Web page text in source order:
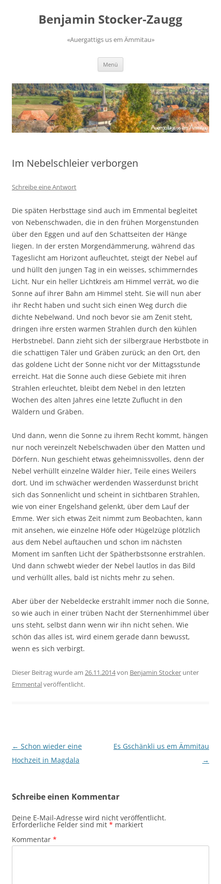
springenBenjamin Stocker-Zaugg
«Auergattigs us em Ämmitau»
Menü
Im Nebelschleier verborgen
Schreibe eine Antwort
Die späten Herbsttage sind auch im Emmental begleitet
von Nebenschwaden, die in den frühen Morgenstunden
über den Eggen und auf den Schattseiten der Hänge
liegen. In der ersten Morgendämmerung, während das
Tageslicht am Horizont aufleuchtet, steigt der Nebel auf
und hüllt den jungen Tag in ein weisses, schimmerndes
Licht. Nur ein heller Lichtkreis am Himmel verrät, wo die
Sonne auf ihrer Bahn am Himmel steht. Sie will nun aber
ihr Recht haben und sucht sich einen Weg durch die
dichte Nebelwand. Und noch bevor sie am Zenit steht,
dringen ihre ersten warmen Strahlen durch den kühlen
Herbstnebel. Dann zieht sich der silbergraue Herbstbote in
die schattigen Täler und Gräben zurück; an den Ort, den
das goldene Licht der Sonne nicht vor der Mittagsstunde
erreicht. Hat die Sonne auch diese Gebiete mit ihren
Strahlen erleuchtet, bleibt dem Nebel in den letzten
Wochen des alten Jahres eine letzte Zuflucht in den
Wäldern und Gräben.
Und dann, wenn die Sonne zu ihrem Recht kommt, hängen
nur noch vereinzelt Nebelschwaden über den Matten und
Dörfern. Nun geschieht etwas geheimnissvolles, denn der
Nebel verhüllt einzelne Wälder hier, Teile eines Weilers
dort. Und im schwächer werdenden Wasserdunst bricht
sich das Sonnenlicht und scheint in sichtbaren Strahlen,
wie von einer Engelshand gelenkt, über dem Lauf der
Emme. Wer sich etwas Zeit nimmt zum Beobachten, kann
mit ansehen, wie einzelne Höfe oder Hügelzüge plötzlich
aus dem Nebel auftauchen und schon im nächsten
Moment im sanften Licht der Spätherbstsonne erstrahlen.
Und dann schwebt wieder der Nebel lautlos in das Bild
und verhüllt alles, bald ist nichts mehr zu sehen.
Aber über der Nebeldecke erstrahlt immer noch die Sonne,
so wie auch in einer trüben Nacht der Sternenhimmel über
uns steht, selbst dann wenn wir ihn nicht sehen. Wie
schön das alles ist, wird einem gerade dann bewusst,
wenn es sich verbirgt.
Dieser Beitrag wurde am 26.11.2014von Benjamin Stocker unter
Emmentalveröffentlicht.
Beitragsnavigation
← Schon wieder eine
Hochzeit in Magdala
Es Gschänkli us em Ämmitau
→
Schreibe einen Kommentar
Deine E-Mail-Adresse wird nicht veröffentlicht.
Erforderliche Felder sind mit * markiert
Kommentar *